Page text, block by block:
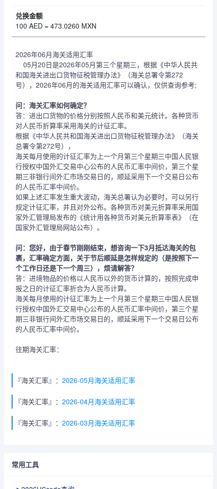
100 AED = 473.0260 MXN
2026年06月海关适用汇率
05月20日是2026年05月第三个星期三，根据《中华人民共
和国海关进出口货物征税管理办法》（海关总署令第272
号），2026年06月的海关适用汇率可以确认，仅供查询参考;
问：海关汇率如何确定？
答：进出口货物的价格分别按照人民币和美元统计。各种货币
对人民币折算率采用海关的计征汇率。
根据《中华人民共和国海关进出口货物征税管理办法》（海关
总署令第272号），
海关每月使用的计征汇率为上一个月第三个星期三中国人民银
行授权中国外汇交易中心公布的人民币汇率中间价，第三个星
期三非银行间外汇市场交易日的，顺延采用下一个交易日公布
的人民币汇率中间价。
如果上述汇率发生重大波动，海关总署认为必要时，可以另行
规定计征汇率，并且对外公布。各种货币对美元折算率采用国
家外汇管理局发布的《统计用各种货币对美元折算率表》（在
国家外汇管理局网站公布）。
问：您好，由于春节刚刚结束，想咨询一下3月抵达海关的包
裹，汇率确定方面，关于节后顺延是怎样规定的（是按照下一
个工作日还是下一个周三），烦请解答？
答：进境物品的价格以人民币以外的货币计算的，按照完成申
报之日的计征汇率折合为人民币计算。
海关每月使用的计征汇率为上一个月第三个星期三中国人民银
行授权中国外汇交易中心公布的人民币汇率中间价，第三个星
期三非银行间外汇市场交易日的，顺延采用下一个交易日公布
的人民币汇率中间价。
往期海关汇率：
『海关汇率』： 2026-05月海关适用汇率
『海关汇率』： 2026-04月海关适用汇率
『海关汇率』： 2026-03月海关适用汇率
常用工具